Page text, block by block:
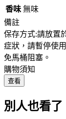
香味 無味
備註
保存方式:請放置
症狀，請暫停使
免馬桶阻塞。
購物須知
查看
別人也看了